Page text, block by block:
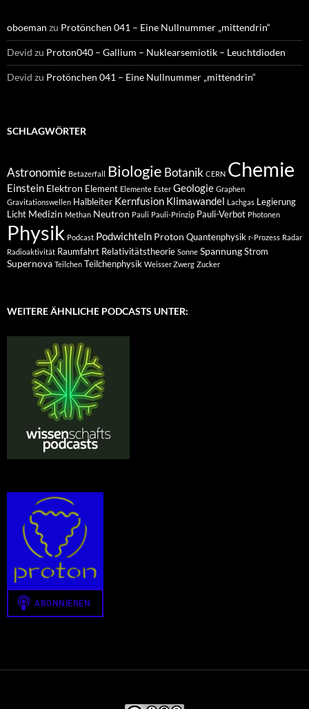
oboeman zu Protönchen 041 – Eine Nullnummer „mittendrin“
Devid zu Proton040 – Gallium – Nuklearsemiotik – Leuchtdioden
Devid zu Protönchen 041 – Eine Nullnummer „mittendrin“
SCHLAGWÖRTER
Astronomie Betazerfall Biologie Botanik CERN Chemie
Einstein Elektron Element Elemente Ester Geologie Graphen
Gravitationswellen Halbleiter Kernfusion Klimawandel Lachgas Legierung
Licht Medizin Methan Neutron Pauli Pauli-Prinzip Pauli-Verbot Photonen
Physik Podcast Podwichteln Proton Quantenphysik r-Prozess Radar
Radioaktivität Raumfahrt Relativitätstheorie Sonne Spannung Strom
Supernova Teilchen Teilchenphysik Weisser Zwerg Zucker
WEITERE ÄHNLICHE PODCASTS UNTER: